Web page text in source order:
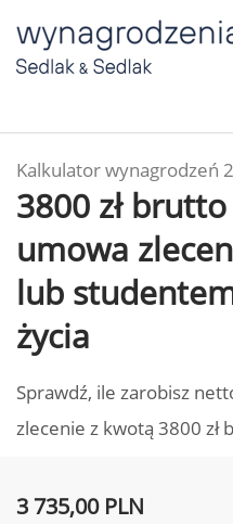
Kalkulator wynagrodzeń
3800 zł
umowa
lub
życia
Sprawdź, ile zarobisz
zlecenie z kwotą 3800 zł
3 735,00 PLN